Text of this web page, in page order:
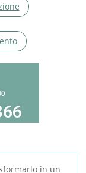
in un